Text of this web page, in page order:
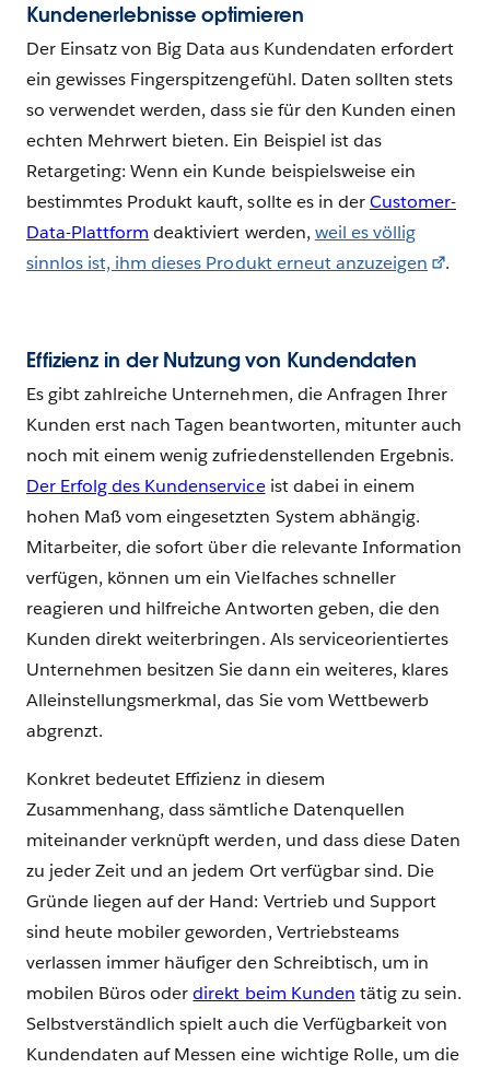
Kundenerlebnisse optimieren
Der Einsatz von Big Data aus Kundendaten erfordert
ein gewisses Fingerspitzengefühl. Daten sollten stets
so verwendet werden, dass sie für den Kunden einen
echten Mehrwert bieten. Ein Beispiel ist das
Retargeting: Wenn ein Kunde beispielsweise ein
bestimmtes Produkt kauft, sollte es in derCustomer-
Data-Plattform deaktiviert werden, weil es völlig
sinnlos ist, ihm dieses Produkt erneut anzuzeigen
.
Effizienz in der Nutzung von Kundendaten
Es gibt zahlreiche Unternehmen, die Anfragen Ihrer
Kunden erst nach Tagen beantworten, mitunter auch
noch mit einem wenig zufriedenstellenden Ergebnis.
Der Erfolg des Kundenserviceist dabei in einem
hohen Maß vom eingesetzten System abhängig.
Mitarbeiter, die sofort über die relevante Information
verfügen, können um ein Vielfaches schneller
reagieren und hilfreiche Antworten geben, die den
Kunden direkt weiterbringen. Als serviceorientiertes
Unternehmen besitzen Sie dann ein weiteres, klares
Alleinstellungsmerkmal, das Sie vom Wettbewerb
abgrenzt.
Konkret bedeutet Effizienz in diesem
Zusammenhang, dass sämtliche Datenquellen
miteinander verknüpft werden, und dass diese Daten
zu jeder Zeit und an jedem Ort verfügbar sind. Die
Gründe liegen auf der Hand: Vertrieb und Support
sind heute mobiler geworden, Vertriebsteams
verlassen immer häufiger den Schreibtisch, um in
mobilen Büros oderdirekt beim Kunden tätig zu sein.
Selbstverständlich spielt auch die Verfügbarkeit von
Kundendaten auf Messen eine wichtige Rolle, um die